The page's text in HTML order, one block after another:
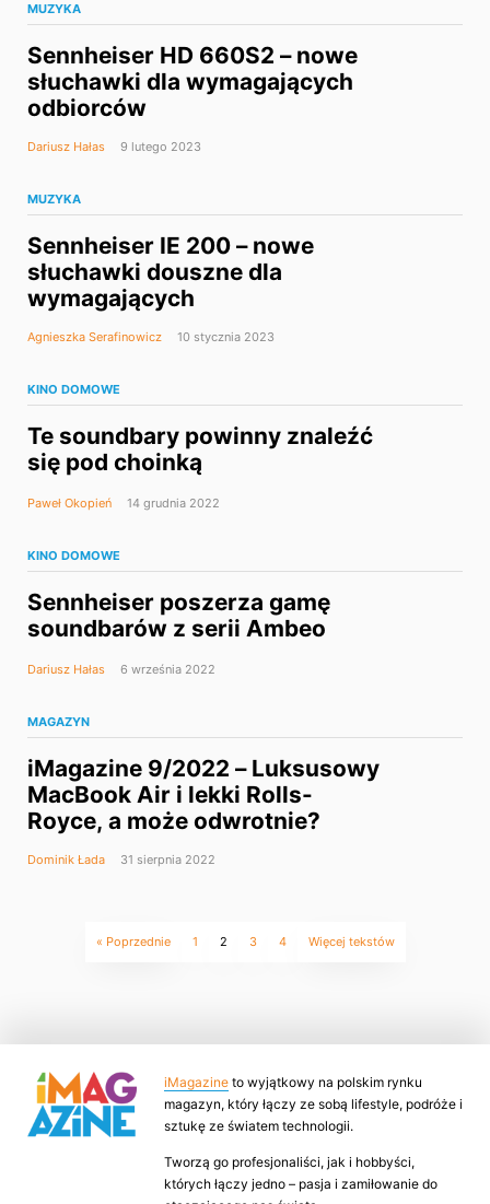
MUZYKA
Sennheiser HD 660S2 – nowe
słuchawki dla wymagających
odbiorców
Dariusz Hałas 9 lutego 2023
MUZYKA
Sennheiser IE 200 – nowe
słuchawki douszne dla
wymagających
Agnieszka Serafinowicz 10 stycznia 2023
KINO DOMOWE
Te soundbary powinny znaleźć
się pod choinką
Paweł Okopień 14 grudnia 2022
KINO DOMOWE
Sennheiser poszerza gamę
soundbarów z serii Ambeo
Dariusz Hałas 6 września 2022
MAGAZYN
iMagazine 9/2022 – Luksusowy
MacBook Air i lekki Rolls-
Royce, a może odwrotnie?
Dominik Łada 31 sierpnia 2022
« Poprzednie 1 2 3 4 Więcej tekstów
iMagazine to wyjątkowy na polskim rynku
magazyn, który łączy ze sobą lifestyle, podróże i
sztukę ze światem technologii.
Tworzą go profesjonaliści, jak i hobbyści,
których łączy jedno – pasja i zamiłowanie do